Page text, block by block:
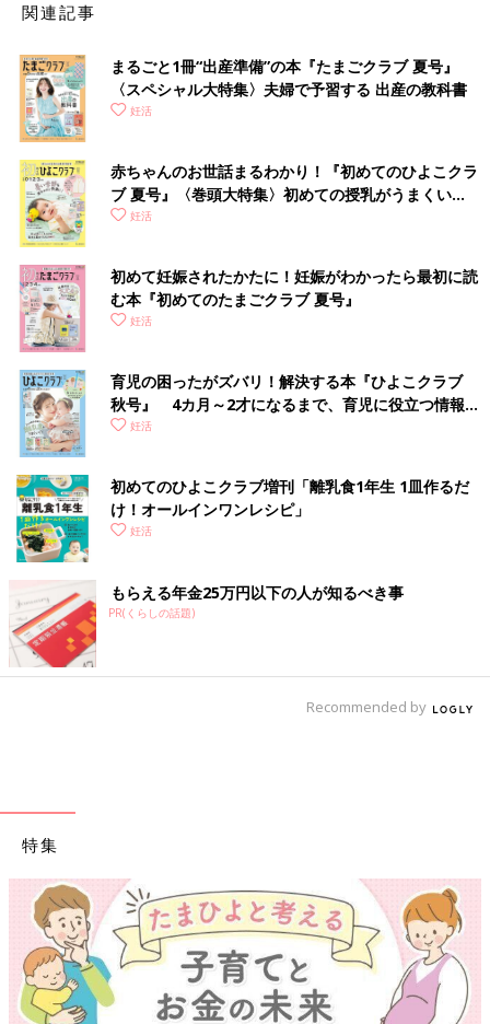
関連記事
まるごと1冊“出産準備”の本『たまごクラブ 夏号』
〈スペシャル大特集〉夫婦で予習する 出産の教科書
妊活
赤ちゃんのお世話まるわかり！『初めてのひよこクラ
ブ 夏号』〈巻頭大特集〉初めての授乳がうまくい
く！ おっぱい・ミルクの基本と夏のトラブル 解決テ
妊活
初めて妊娠されたかたに！妊娠がわかったら最初に読
む本『初めてのたまごクラブ 夏号』
妊活
育児の困ったがズバリ！解決する本『ひよこクラブ
秋号』 4カ月～2才になるまで、育児に役立つ情報が
いっぱい！
妊活
初めてのひよこクラブ増刊「離乳食1年生 1皿作るだ
け！オールインワン​レシピ」
妊活
もらえる年金25万円以下の人が知るべき事
PR(くらしの話題)
Recommended by
特集